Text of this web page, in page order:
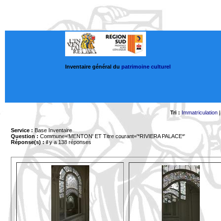
Inventaire général du patrimoine culturel
Tri : Immatriculation
Service : Base Inventaire
Question : Commune='MENTON' ET Titre courant='*RIVIERA PALACE*'
Réponse(s) :il y a 138 réponses